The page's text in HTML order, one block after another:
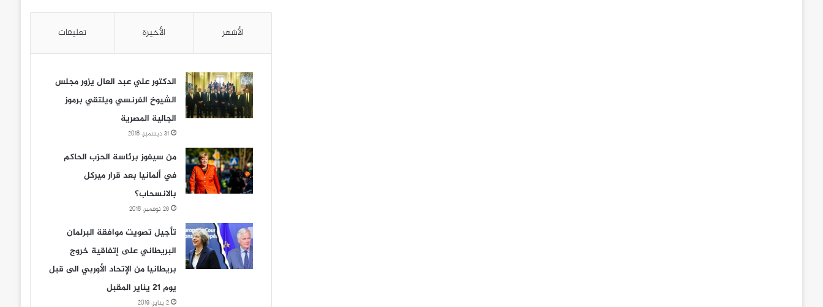
الأشهر الأخيرة تعليقات
الدكتور علي عبد العال يزور مجلس
الشيوخ الفرنسي ويلتقي برموز
الجالية المصرية
31 ديسمبر، 2018
من سيفوز برئاسة الحزب الحاكم
في ألمانيا بعد قرار ميركل
بالانسحاب؟
26 نوفمبر، 2018
تأجيل تصويت موافقة البرلمان
البريطاني على إتفاقية خروج
بريطانيا من الإتحاد الأوربي الى قبل
يوم 21 يناير المقبل
2 يناير، 2019